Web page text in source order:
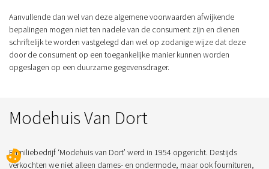
Aanvullende dan wel van deze algemene voorwaarden afwijkende
bepalingen mogen niet ten nadele van de consument zijn en dienen
schriftelijk te worden vastgelegd dan wel op zodanige wijze dat deze
door de consument op een toegankelijke manier kunnen worden
opgeslagen op een duurzame gegevensdrager.
Modehuis Van Dort
Familiebedrijf ‘Modehuis van Dort’ werd in 1954 opgericht. Destijds
verkochten we niet alleen dames- en ondermode, maar ook fournituren,